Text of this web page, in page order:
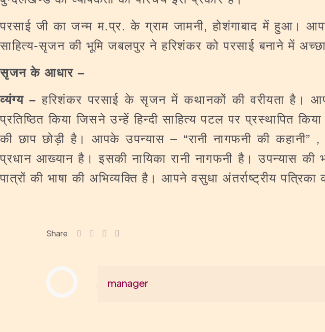
परसाई जी का जन्म म.प्र. के ग्राम जामनी, होशंगाबाद में हुआ।
साहित्य-सृजन की भूमि जबलपुर ने हरिशंकर को परसाई बनाने में अच्छा
सृजन के आधार –
व्यंग्य –हरिशंकर परसाई के सृजन में कथानकों की वरीयता है।
प्रतिष्ठित किया जिसने उन्हें हिन्दी साहित्य पटल पर प्रस्थापित
की छाप छोड़ी है। आपके उपन्यास – “रानी नागफनी की
प्रधान आख्यान है। इसकी नायिका रानी नागफनी है। उपन्यास की
पात्रों की भाषा की अभिव्यक्ति है। आपने वसुधा अंतर्राष्ट्रीय पत्रिका
Share
manager